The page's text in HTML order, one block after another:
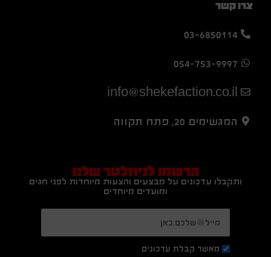
צרו קשר
03-6850114
054-753-9997
info@shekefaction.co.il
המגשימים 20, פתח תקווה
הרשמו לניוזלטר שלנו
ותקבלו עדכונים על מבצעים והצעות מיוחדות לפני חגים
ומועדים מיוחדים
מאשר קבלת עדכונים